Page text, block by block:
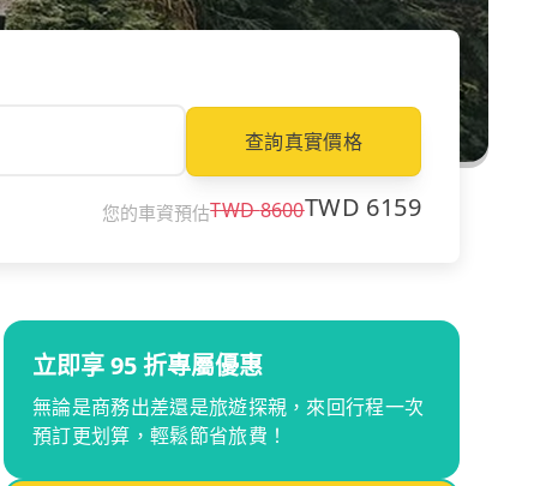
查詢真實價格
您的車資預估TWD8600TWD 6159
立即享 95 折專屬優惠
無論是商務出差還是旅遊探親，來回行程一次
預訂更划算，輕鬆節省旅費！